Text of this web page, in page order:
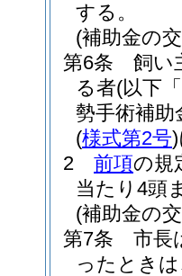
する。
(補助金の
第6条
飼い
る者(以下
勢手術補助
(様式第2号)
2
前項の規
当たり4頭
(補助金の
第7条
市長
ったとき